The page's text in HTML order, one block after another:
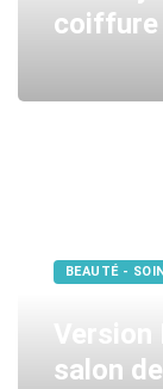
coiffure
BEAUTÉ -
Version
salon